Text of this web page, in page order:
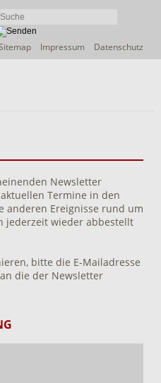
Impressum Datenschutz
Newsletter
Termine in den
anderen Ereignisse rund um
jederzeit wieder abbestellt
bitte die E-Mailadresse
die der Newsletter